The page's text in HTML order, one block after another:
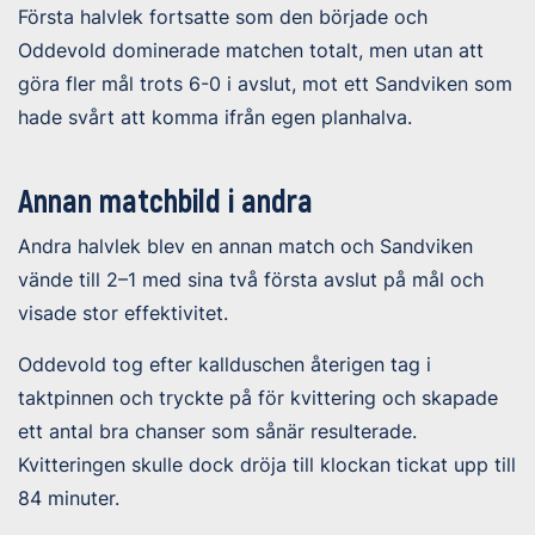
Första halvlek fortsatte som den började och
Oddevold dominerade matchen totalt, men utan att
göra fler mål trots 6-0 i avslut, mot ett Sandviken som
hade svårt att komma ifrån egen planhalva.
Annan matchbild i andra
Andra halvlek blev en annan match och Sandviken
vände till 2–1 med sina två första avslut på mål och
visade stor effektivitet.
Oddevold tog efter kallduschen återigen tag i
taktpinnen och tryckte på för kvittering och skapade
ett antal bra chanser som sånär resulterade.
Kvitteringen skulle dock dröja till klockan tickat upp till
84 minuter.